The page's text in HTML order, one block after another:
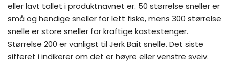
eller lavt tallet i produktnavnet er. 50 størrelse sneller er
små og hendige sneller for lett fiske, mens 300 størrelse
snelle er store sneller for kraftige kastestenger.
Størrelse 200 er vanligst til Jerk Bait snelle. Det siste
sifferet i indikerer om det er høyre eller venstre sveiv.